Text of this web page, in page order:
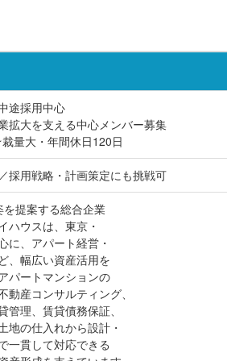
途採用中心
拡大を支える中心メンバー募集
量大・年間休日120日
用戦略・計画策定にも挑戦可
提案する総合企業
ハウスは、東京・
に、アパート経営・
、幅広い資産活用を
パートマンションの
産コンサルティング、
理、賃貸債務保証、
地の仕入れから設計・
一貫して対応できる